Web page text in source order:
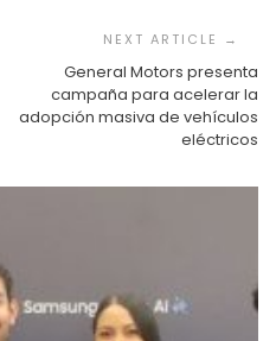
General Motors presenta
campaña para acelerar la
adopción masiva de vehículos
eléctricos